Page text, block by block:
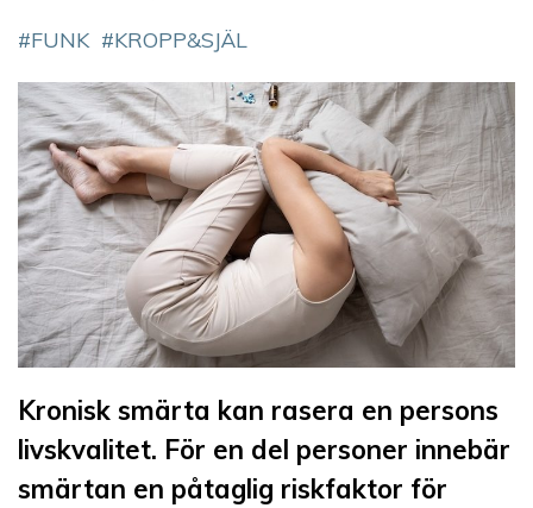
FUNK KROPP&SJÄL
Kronisk smärta kan rasera en persons
livskvalitet. För en del personer innebär
smärtan en påtaglig riskfaktor för